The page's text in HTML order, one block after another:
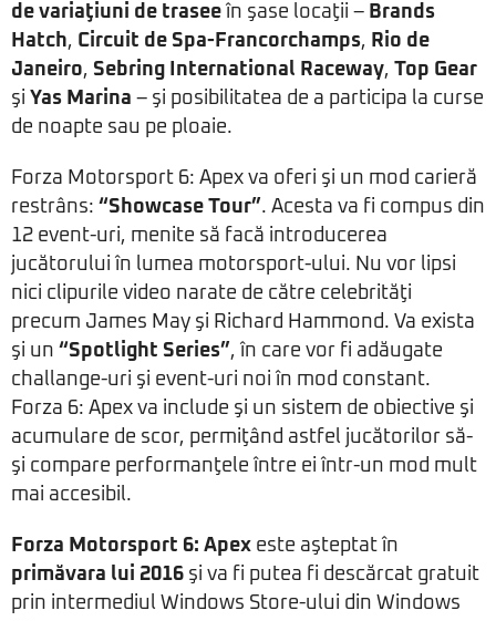
de variaţiuni de trasee în şase locaţii – Brands
Hatch, Circuit de Spa-Francorchamps, Rio de
Janeiro, Sebring International Raceway, Top Gear
şi Yas Marina – şi posibilitatea de a participa la curse
de noapte sau pe ploaie.
Forza Motorsport 6: Apex va oferi şi un mod carieră
restrâns: “Showcase Tour”. Acesta va fi compus din
12 event-uri, menite să facă introducerea
jucătorului în lumea motorsport-ului. Nu vor lipsi
nici clipurile video narate de către celebrităţi
precum James May şi Richard Hammond. Va exista
şi un “Spotlight Series”, în care vor fi adăugate
challange-uri şi event-uri noi în mod constant.
Forza 6: Apex va include şi un sistem de obiective şi
acumulare de scor, permiţând astfel jucătorilor să-
şi compare performanţele între ei într-un mod mult
mai accesibil.
Forza Motorsport 6: Apex este aşteptat în
primăvara lui 2016 şi va fi putea fi descărcat gratuit
prin intermediul Windows Store-ului din Windows